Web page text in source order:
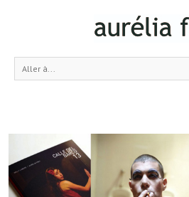
Aller à...